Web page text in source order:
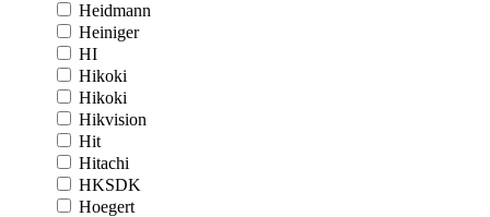
Heidmann
Heiniger
HI
Hikoki
Hikoki
Hikvision
Hit
Hitachi
HKSDK
Hoegert